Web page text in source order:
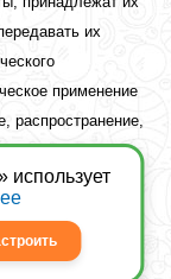
их
применение
распространение,
наличии
использует